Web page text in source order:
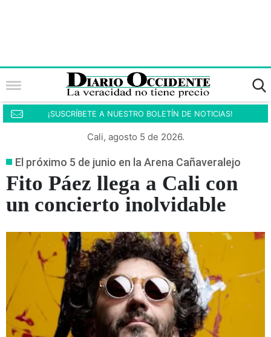
¡SUSCRÍBETE A NUESTRO BOLETÍN DE NOTICIAS!
Cali, agosto 5 de 2026.
El próximo 5 de junio en la Arena Cañaveralejo
Fito Páez llega a Cali con
un concierto inolvidable